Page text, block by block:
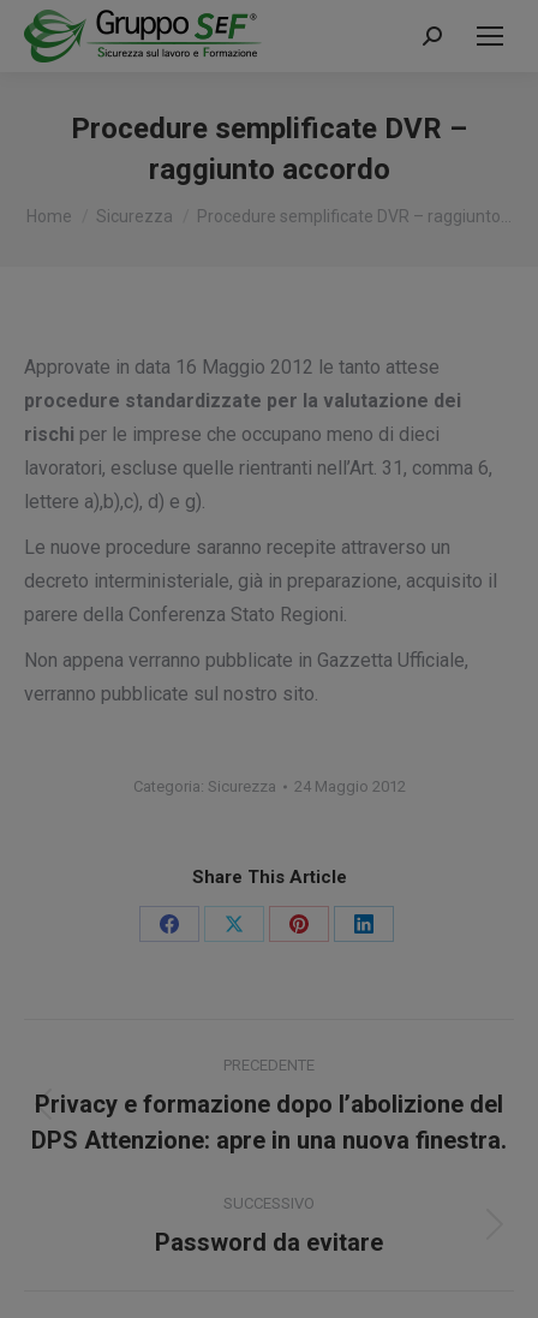
Cerca:
Procedure semplificate DVR –
raggiunto accordo
Tu sei qui:
Home Sicurezza Procedure semplificate DVR – raggiunto…
Approvate in data 16 Maggio 2012 le tanto attese
procedure standardizzate per la valutazione dei
rischi per le imprese che occupano meno di dieci
lavoratori, escluse quelle rientranti nell’Art. 31, comma 6,
lettere a),b),c), d) e g).
Le nuove procedure saranno recepite attraverso un
decreto interministeriale, già in preparazione, acquisito il
parere della Conferenza Stato Regioni.
Non appena verranno pubblicate in Gazzetta Ufficiale,
verranno pubblicate sul nostro sito.
Categoria: Sicurezza 24 Maggio 2012
Share This Article
CondividiCondividiCondividiCondividi
tra
i
PRECEDENTE
Post
precedente:
Privacy e formazione dopo l’abolizione del
DPS Attenzione: apre in una nuova finestra.
SUCCESSIVO
Prossimo
Password da evitare